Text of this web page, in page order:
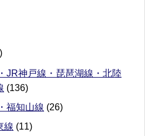
JR神戸線・琵琶湖線・北陸
(136)
福知山線 (26)
線 (11)